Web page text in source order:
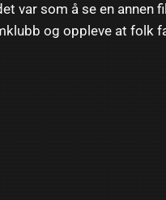
var som å se en annen
og oppleve at folk